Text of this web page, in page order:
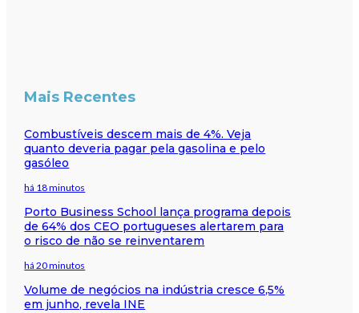
Mais Recentes
Combustíveis descem mais de 4%. Veja
quanto deveria pagar pela gasolina e pelo
gasóleo
há 18 minutos
Porto Business School lança programa depois
de 64% dos CEO portugueses alertarem para
o risco de não se reinventarem
há 20 minutos
Volume de negócios na indústria cresce 6,5%
em junho, revela INE